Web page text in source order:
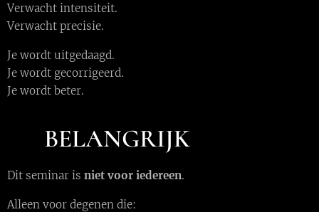
Verwacht intensiteit.
Verwacht precisie.
Je wordt uitgedaagd.
Je wordt gecorrigeerd.
Je wordt beter.
BELANGRIJK
Dit seminar is niet voor iedereen.
Alleen voor degenen die: